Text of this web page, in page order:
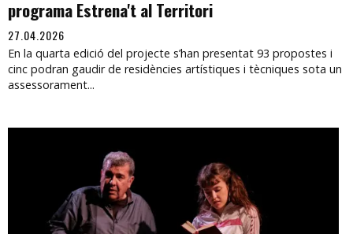
programa Estrena't al Territori
27.04.2026
En la quarta edició del projecte s’han presentat 93 propostes i
cinc podran gaudir de residències artístiques i tècniques sota un
assessorament...